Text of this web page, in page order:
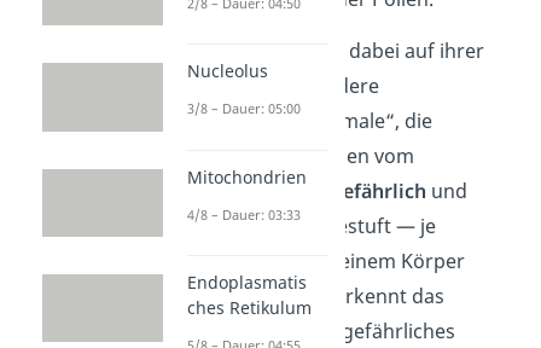
Die Erreger tragen dabei auf ihrer
Oberfläche besondere
„Erkennungsmerkmale“, die
. Sie werden vom
Immunsystem in
gefährlich und
ungefährlicheingestuft — je
nachdem, ob sie deinem Körper
schaden können. Erkennt das
Immunsystem ein gefährliches
Nucleolus
3/8 – Dauer: 05:00
Mitochondrien
4/8 – Dauer: 03:33
Endoplasmatis
ches Retikulum